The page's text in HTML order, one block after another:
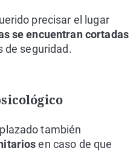
precisar el lugar
se encuentran cortadas
de seguridad.
también
en caso de que